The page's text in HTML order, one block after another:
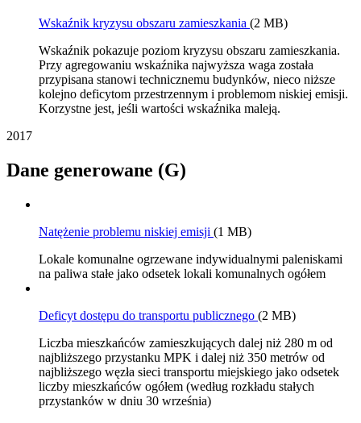
Wskaźnik kryzysu obszaru zamieszkania (2 MB)
Wskaźnik pokazuje poziom kryzysu obszaru zamieszkania.
Przy agregowaniu wskaźnika najwyższa waga została
przypisana stanowi technicznemu budynków, nieco niższe
kolejno deficytom przestrzennym i problemom niskiej emisji.
Korzystne jest, jeśli wartości wskaźnika maleją.
2017
Dane generowane (G)
Natężenie problemu niskiej emisji (1 MB)
Lokale komunalne ogrzewane indywidualnymi paleniskami
na paliwa stałe jako odsetek lokali komunalnych ogółem
Deficyt dostępu do transportu publicznego (2 MB)
Liczba mieszkańców zamieszkujących dalej niż 280 m od
najbliższego przystanku MPK i dalej niż 350 metrów od
najbliższego węzła sieci transportu miejskiego jako odsetek
liczby mieszkańców ogółem (według rozkładu stałych
przystanków w dniu 30 września)